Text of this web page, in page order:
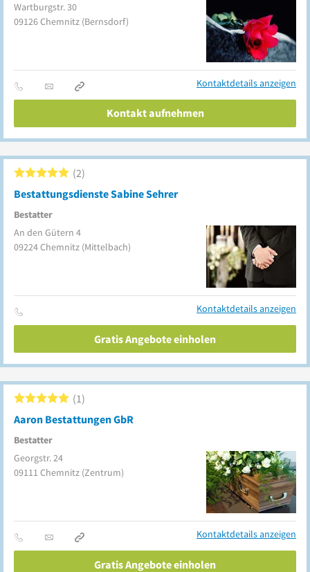
Wartburgstr. 30
09126Chemnitz (Bernsdorf)
Kontaktdetails anzeigen
Kontakt aufnehmen
Bestattungsdienste Sabine Sehrer
Bestatter
2
An den Gütern 4
09224Chemnitz (Mittelbach)
Kontaktdetails anzeigen
Gratis Angebote einholen
Aaron Bestattungen GbR
Bestatter
1
Georgstr. 24
09111 Chemnitz (Zentrum)
Kontaktdetails anzeigen
Gratis Angebote einholen